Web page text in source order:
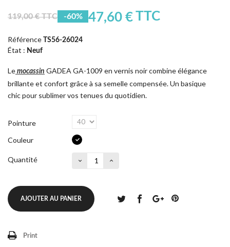
119,00 € TTC -60% 47,60 €TTC
Référence TS56-26024
État : Neuf
Le mocassin GADEA GA-1009 en vernis noir combine élégance
brillante et confort grâce à sa semelle compensée. Un basique
chic pour sublimer vos tenues du quotidien.
Pointure
Couleur
Quantité
AJOUTER AU PANIER
Print